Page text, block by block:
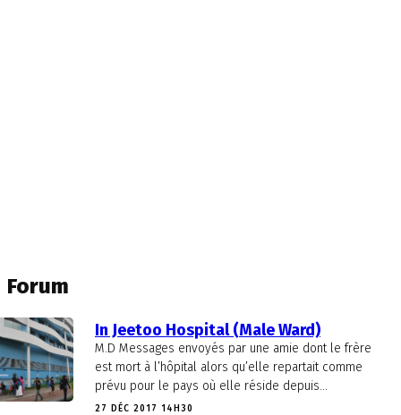
Forum
In Jeetoo Hospital (Male Ward)
M.D Messages envoyés par une amie dont le frère
est mort à l’hôpital alors qu’elle repartait comme
prévu pour le pays où elle réside depuis...
27 DÉC 2017 14H30